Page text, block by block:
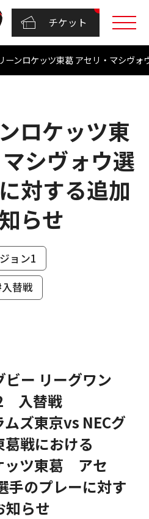
チケット
ーンロケッツ東葛 アセリ・マシヴ
ロケッツ東
シヴォウ選
対する追加
らせ
ョン1
替戦
ー リーグワン
入替戦
ズ東京vs NECグ
戦における
ッツ東葛 アセ
手のプレーに対す
知らせ